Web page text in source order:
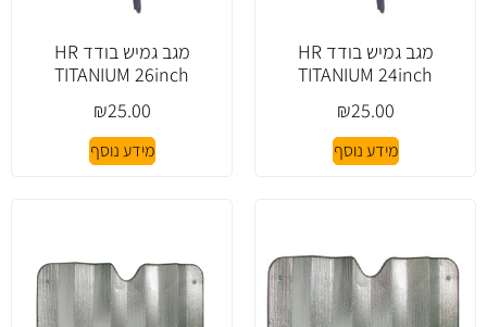
מגב גמיש בודד HR
TITANIUM 24inch
₪25.00
מידע נוסף
מגב גמיש בודד HR
TITANIUM 26inch
₪25.00
מידע נוסף